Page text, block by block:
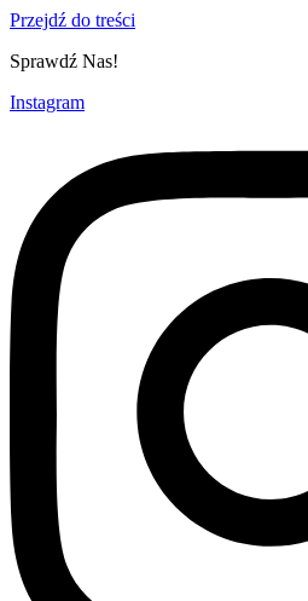
Przejdź do treści
Sprawdź Nas!
Instagram